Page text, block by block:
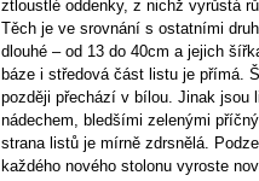
ztloustlé oddenky, z nichž vyrůstá
Těch je ve srovnání s ostatními
dlouhé – od 13 do 40cm a jejich
báze i středová část listu je přímá.
později přechází v bílou. Jinak jsou
nádechem, bledšími zelenými
strana listů je mírně zdrsnělá.
každého nového stolonu vyroste